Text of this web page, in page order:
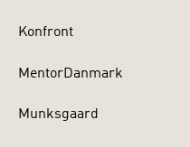
Konfront
MentorDanmark
Munksgaard